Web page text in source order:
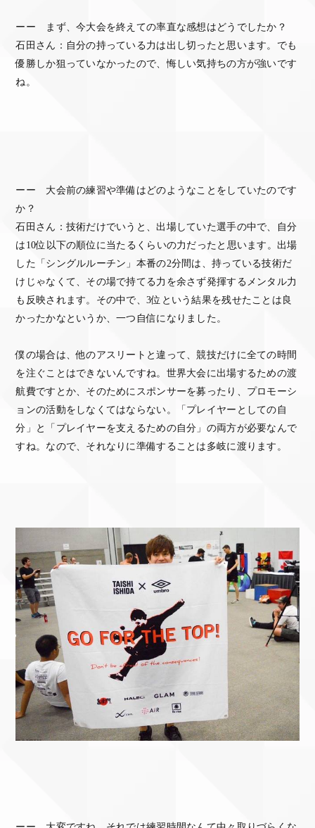
ーー まず、今大会を終えての率直な感想はどうでしたか？
石田さん：自分の持っている力は出し切ったと思います。でも
優勝しか狙っていなかったので、悔しい気持ちの方が強いです
ね。
ーー 大会前の練習や準備はどのようなことをしていたのです
か？
石田さん：技術だけでいうと、出場していた選手の中で、自分
は10位以下の順位に当たるくらいの力だったと思います。出場
した「シングルルーチン」本番の2分間は、持っている技術だ
けじゃなくて、その場で持てる力を余さず発揮するメンタル力
も反映されます。その中で、3位という結果を残せたことは良
かったかなというか、一つ自信になりました。
僕の場合は、他のアスリートと違って、競技だけに全ての時間
を注ぐことはできないんですね。世界大会に出場するための渡
航費ですとか、そのためにスポンサーを募ったり、プロモーシ
ョンの活動をしなくてはならない。「プレイヤーとしての自
分」と「プレイヤーを支えるための自分」の両方が必要なんで
すね。なので、それなりに準備することは多岐に渡ります。